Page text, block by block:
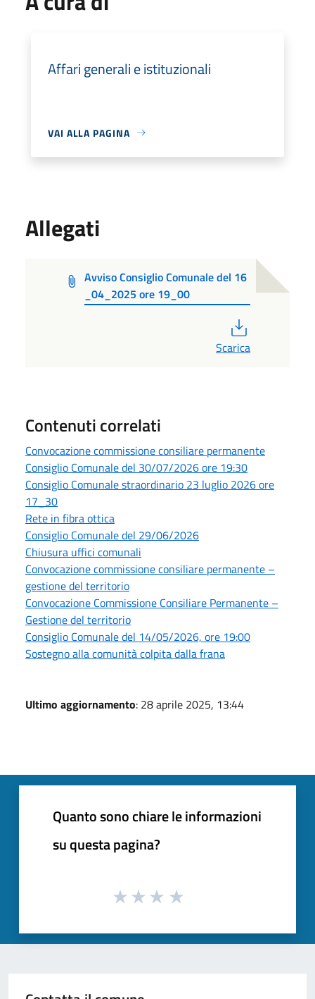
Affari generali e istituzionali
VAI ALLA PAGINA
Allegati
Avviso Consiglio Comunale del 16
_04_2025 ore 19_00
Scarica
Contenuti correlati
Convocazione commissione consiliare permanente
Consiglio Comunale del 30/07/2026 ore 19:30
Consiglio Comunale straordinario 23 luglio 2026 ore
17_30
Rete in fibra ottica
Consiglio Comunale del 29/06/2026
Chiusura uffici comunali
Convocazione commissione consiliare permanente –
gestione del territorio
Convocazione Commissione Consiliare Permanente –
Gestione del territorio
Consiglio Comunale del 14/05/2026, ore 19:00
Sostegno alla comunità colpita dalla frana
Ultimo aggiornamento: 28 aprile 2025, 13:44
Quanto sono chiare le informazioni
su questa pagina?